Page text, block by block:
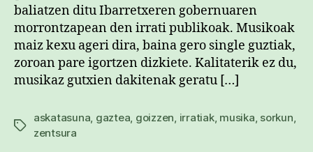
baliatzen ditu Ibarretxeren gobernuaren
morrontzapean den irrati publikoak. Musikoak
maiz kexu ageri dira, baina gero single guztiak,
zoroan pare igortzen dizkiete. Kalitaterik ez du,
musikaz gutxien dakitenak geratu […]
Etiketak
askatasuna gaztea goizzen irratiak, musika sorkun
zentsura